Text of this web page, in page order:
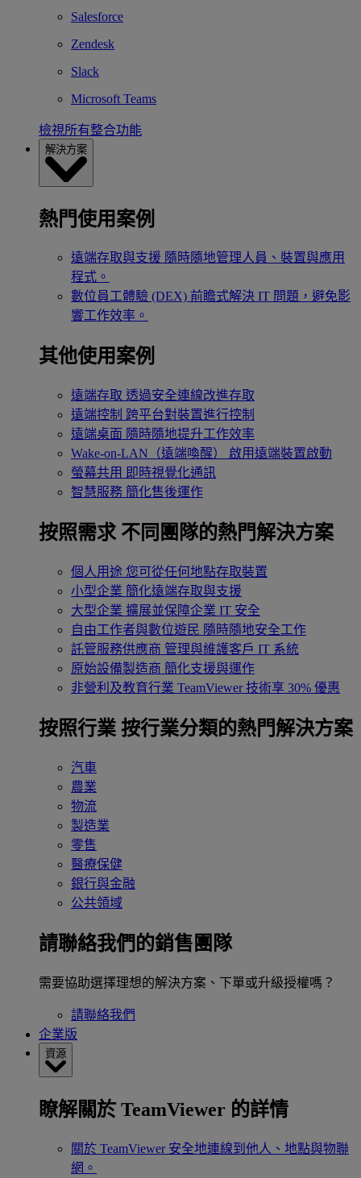
Salesforce
Zendesk
Slack
Microsoft Teams
檢視所有整合功能
解決方案
熱門使用案例
遠端存取與支援 隨時隨地管理人員、裝置與應用
程式。
數位員工體驗 (DEX) 前瞻式解決 IT 問題，避免影
響工作效率。
其他使用案例
遠端存取 透過安全連線改進存取
遠端控制 跨平台對裝置進行控制
遠端桌面 隨時隨地提升工作效率
Wake-on-LAN（遠端喚醒）
啟用遠端裝置啟動
螢幕共用 即時視覺化通訊
智慧服務 簡化售後運作
按照需求 不同團隊的熱門解決方案
個人用途 您可從任何地點存取裝置
小型企業 簡化遠端存取與支援
大型企業 擴展並保障企業 IT 安全
自由工作者與數位遊民 隨時隨地安全工作
託管服務供應商 管理與維護客戶 IT 系統
原始設備製造商 簡化支援與運作
非營利及教育行業 TeamViewer 技術享 30% 優惠
按照行業 按行業分類的熱門解決方案
汽車
農業
物流
製造業
零售
醫療保健
銀行與金融
公共領域
請聯絡我們的銷售團隊
需要協助選擇理想的解決方案、下單或升級授權嗎？
請聯絡我們
企業版
資源
瞭解關於 TeamViewer 的詳情
關於 TeamViewer 安全地連線到他人、地點與物聯
網。